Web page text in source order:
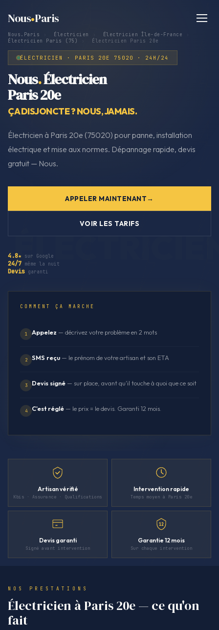
Nous Paris
Nous.Paris Électricien Électricien Île-de-France
Électricien Paris (75)
Électricien Paris 20e
ÉLECTRICIEN · PARIS 20E 75020 · 24H/24
Nous.Électricien
Paris 20e
ÇA DISJONCTE ? NOUS, JAMAIS.
Électricien à Paris 20e (75020) pour panne, installation
électrique et mise aux normes. Dépannage rapide, devis
gratuit — Nous.
APPELER MAINTENANT
VOIR LES TARIFS
4.8★ sur Google
24/7 même la nuit
Devis garanti
COMMENT ÇA MARCHE
1 Appelez — décrivez votre problème en 2 mots
2 SMS reçu — le prénom de votre artisan et son ETA
3 Devis signé — sur place, avant qu'il touche à quoi que ce soit
4 C'est réglé — le prix = le devis. Garanti 12 mois.
Artisan vérifié
Kbis · Assurance · Qualifications
Intervention rapide
Temps moyen à Paris 20e
Devis garanti
Signé avant intervention
12
Garantie 12 mois
Sur chaque intervention
NOS PRESTATIONS
Électricien à Paris 20e — ce qu'on
fait